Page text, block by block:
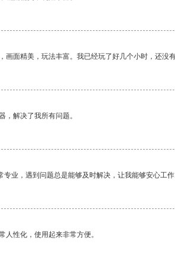
画面精美，玩法丰富。我已经玩了好几个小时，还没有
，解决了我所有问题。
专业，遇到问题总是能够及时解决，让我能够安心工作
人性化，使用起来非常方便。